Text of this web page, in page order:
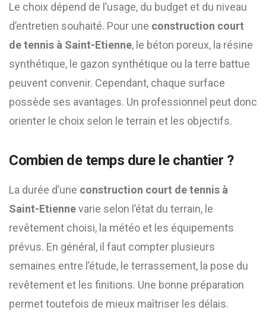
Le choix dépend de l’usage, du budget et du niveau
d’entretien souhaité. Pour une construction court
de tennis à Saint-Etienne, le béton poreux, la résine
synthétique, le gazon synthétique ou la terre battue
peuvent convenir. Cependant, chaque surface
possède ses avantages. Un professionnel peut donc
orienter le choix selon le terrain et les objectifs.
Combien de temps dure le chantier ?
La durée d’une construction court de tennis à
Saint-Etiennevarie selon l’état du terrain, le
revêtement choisi, la météo et les équipements
prévus. En général, il faut compter plusieurs
semaines entre l’étude, le terrassement, la pose du
revêtement et les finitions. Une bonne préparation
permet toutefois de mieux maîtriser les délais.